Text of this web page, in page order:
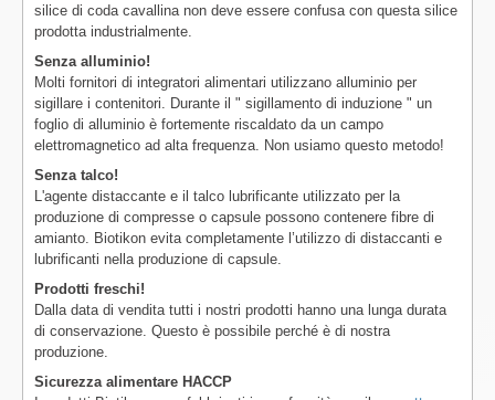
silice di coda cavallina non deve essere confusa con questa silice
prodotta industrialmente.
Senza alluminio!
Molti fornitori di integratori alimentari utilizzano alluminio per
sigillare i contenitori. Durante il " sigillamento di induzione " un
foglio di alluminio è fortemente riscaldato da un campo
elettromagnetico ad alta frequenza. Non usiamo questo metodo!
Senza talco!
L'agente distaccante e il talco lubrificante utilizzato per la
produzione di compresse o capsule possono contenere fibre di
amianto. Biotikon evita completamente l’utilizzo di distaccanti e
lubrificanti nella produzione di capsule.
Prodotti freschi!
Dalla data di vendita tutti i nostri prodotti hanno una lunga durata
di conservazione. Questo è possibile perché è di nostra
produzione.
Sicurezza alimentare HACCP